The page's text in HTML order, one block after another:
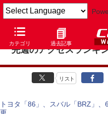
カテゴリ 過去記事
先週のアクセスランキ
リスト
トヨタ「86」、スバル「BRZ」